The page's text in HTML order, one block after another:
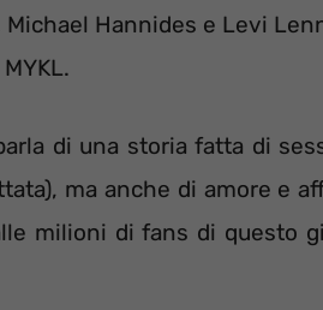
Hannides e Levi
di una storia fatta di
ma anche di amore e
milioni di fans di questo